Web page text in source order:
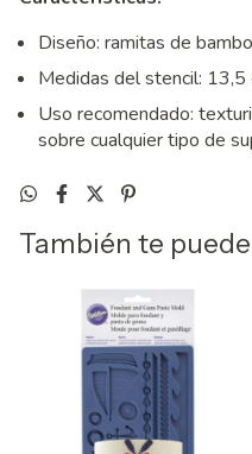
Diseño: ramitas de
Medidas del stencil: 13,5
Uso recomendado:
sobre cualquier tipo de
También te